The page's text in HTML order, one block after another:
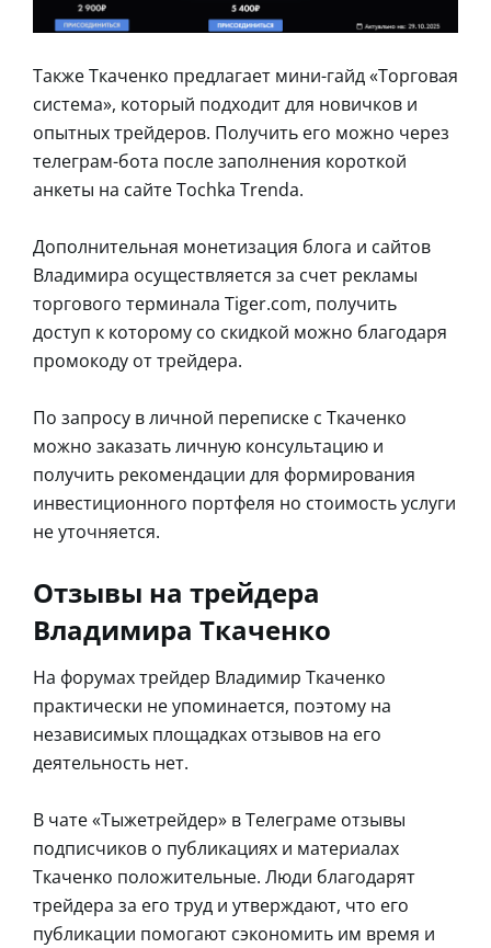
Также Ткаченко предлагает мини-гайд «Торговая
система», который подходит для новичков и
опытных трейдеров. Получить его можно через
телеграм-бота после заполнения короткой
анкеты на сайте Tochka Trenda.
Дополнительная монетизация блога и сайтов
Владимира осуществляется за счет рекламы
торгового терминала Tiger.com, получить
доступ к которому со скидкой можно благодаря
промокоду от трейдера.
По запросу в личной переписке с Ткаченко
можно заказать личную консультацию и
получить рекомендации для формирования
инвестиционного портфеля но стоимость услуги
не уточняется.
Отзывы на трейдера
Владимира Ткаченко
На форумах трейдер Владимир Ткаченко
практически не упоминается, поэтому на
независимых площадках отзывов на его
деятельность нет.
В чате «Тыжетрейдер» в Телеграме отзывы
подписчиков о публикациях и материалах
Ткаченко положительные. Люди благодарят
трейдера за его труд и утверждают, что его
публикации помогают сэкономить им время и